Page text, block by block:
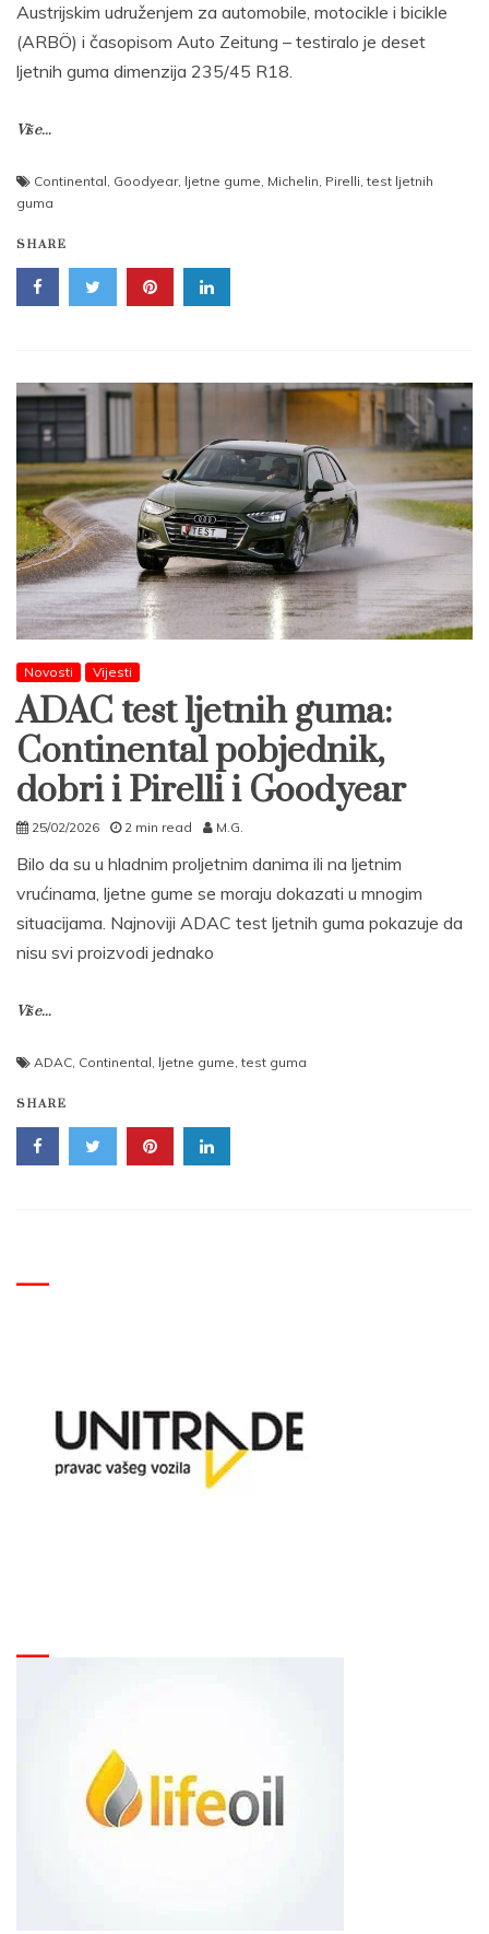
Austrijskim udruženjem za automobile, motocikle i bicikle
(ARBÖ) i časopisom Auto Zeitung – testiralo je deset
ljetnih guma dimenzija 235/45 R18.
Više...
Continental, Goodyear, ljetne gume, Michelin, Pirelli,test ljetnih
guma
SHARE
Novosti Vijesti
ADAC test ljetnih guma:
Continental pobjednik,
dobri i Pirelli i Goodyear
25/02/2026 2 min read M.G.
Bilo da su u hladnim proljetnim danima ili na ljetnim
vrućinama, ljetne gume se moraju dokazati u mnogim
situacijama. Najnoviji ADAC test ljetnih guma pokazuje da
nisu svi proizvodi jednako
Više...
ADAC, Continental, ljetne gume,test guma
SHARE